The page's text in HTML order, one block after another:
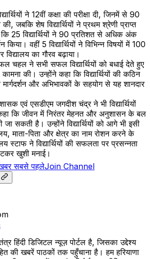
ने 12वीं कक्षा की परीक्षा दी, जिनमें से 90
की, जबकि शेष विद्यार्थियों ने प्रथम श्रेणी प्राप्त
25 विद्यार्थियों ने 90 प्रतिशत से अधिक अंक
किया। वहीं 5 विद्यार्थियों ने विभिन्न विषयों में 100
का गौरव बढ़ाया।
चहल ने सभी सफल विद्यार्थियों को बधाई देते हुए
की। उन्होंने कहा कि विद्यार्थियों की कठिन
और अभिभावकों के सहयोग से यह शानदार
एवं एसडीएम जगदीश चंद्र ने भी विद्यार्थियों
कि जीवन में निरंतर मेहनत और अनुशासन के बल
सकती है। उन्होंने विद्यार्थियों को आगे भी इसी
माता-पिता और क्षेत्र का नाम रोशन करने के
स्टाफ ने विद्यार्थियों की सफलता पर प्रसन्नता
खुशी मनाई।
सबसे पहलेJoin Channel
हिंदी डिजिटल न्यूज़ पोर्टल है, जिसका उद्देश्य
की खबरें पाठकों तक पहुँचाना है। हम हरियाणा